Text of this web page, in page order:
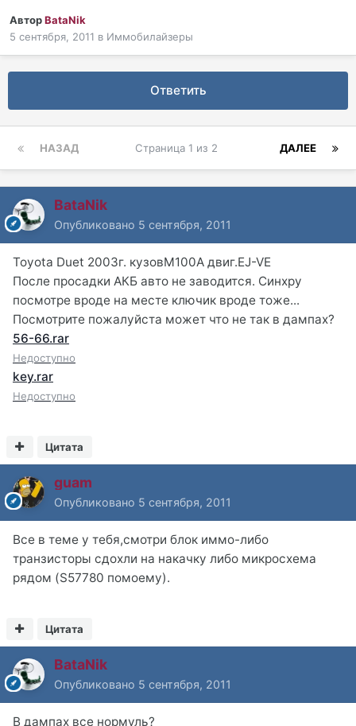
АвторBataNik
5 сентября, 2011 в Иммобилайзеры
Ответить
НАЗАД ДАЛЕЕ
Страница 1 из 2
BataNik
Опубликовано 5 сентября, 2011
Toyota Duet 2003г. кузовM100A двиг.EJ-VE
После просадки АКБ авто не заводится. Синхру
посмотре вроде на месте ключик вроде тоже...
Посмотрите пожалуйста может что не так в дампах?
56-66.rar
Недоступно
key.rar
Недоступно
Цитата
guam
Опубликовано 5 сентября, 2011
Все в теме у тебя,смотри блок иммо-либо
транзисторы сдохли на накачку либо микросхема
рядом (S57780 помоему).
Цитата
BataNik
Опубликовано 5 сентября, 2011
В дампах все нормуль?